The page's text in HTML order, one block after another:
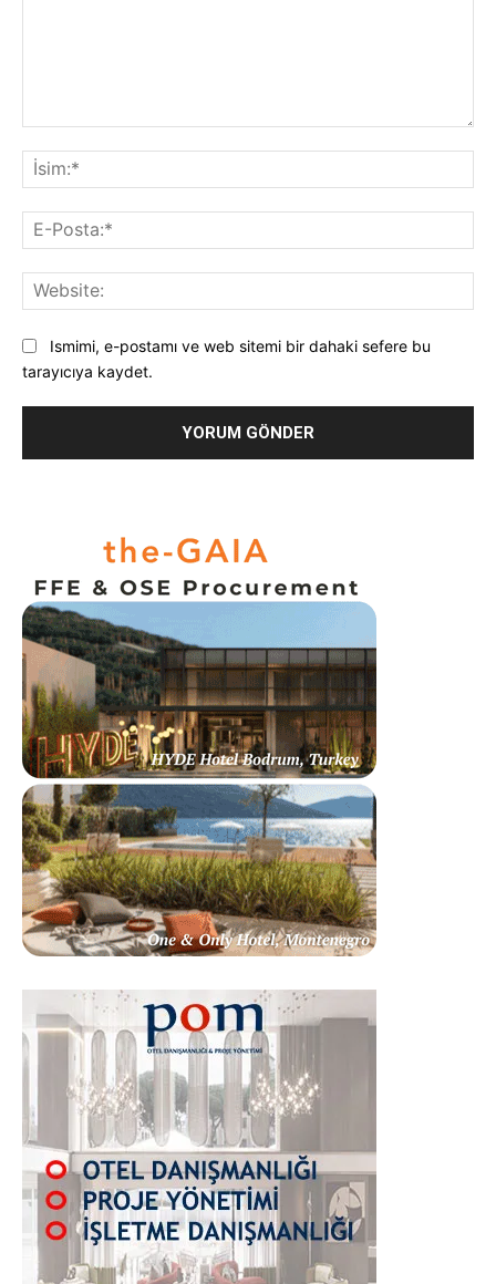
Ismimi, e-postamı ve web sitemi bir dahaki sefere bu
tarayıcıya kaydet.